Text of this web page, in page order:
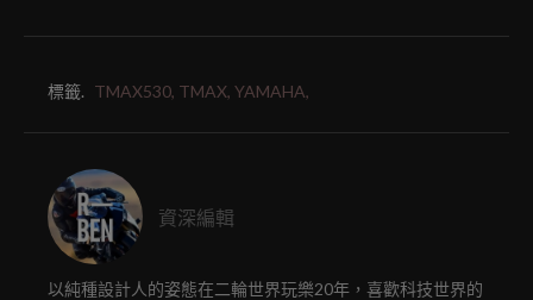
標籤. TMAX530, TMAX, YAMAHA,
資深編輯
以純種設計人的姿態在二輪世界玩樂20年，喜歡科技世界的